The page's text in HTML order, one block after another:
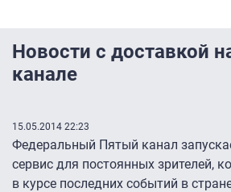
Новости с доставкой
канале
15.05.2014 22:23
Федеральный Пятый канал
сервис для постоянных зрителей,
в курсе последних событий в